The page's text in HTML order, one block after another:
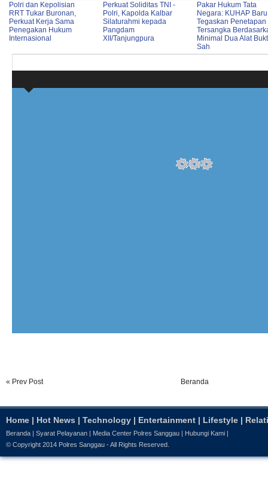
Polri dan Kepolisian
RRT Tukar Buronan,
Perkuat Kerja Sama
Penegakan Hukum
Internasional
Perkuat Soliditas TNI -
Polri, Kapolda Kalbar
Silaturahmi kepada
Pangdam
XII/Tanjungpura
Pakar Hukum Tata
Negara: KUHAP Baru
Tegaskan Penetapan
Tersangka
Minimal Dua Alat
Sah
« Prev Post Beranda
Home | Hot News | Technology | Entertainment | Lifestyle |
Beranda Syarat Pelayanan Media Center Polres Sanggau Hubungi Kami
© Copyright 2014 Polres Sanggau - All Rights Reserved.